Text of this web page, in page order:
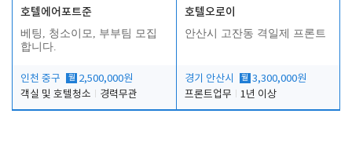
호텔에어포트준
베팅, 청소이모, 부부팀 모집
합니다.
인천 중구 월 2,500,000원
객실 및 호텔청소
경력무관
호텔오로이
안산시 고잔동 격일제 프론트
경기 안산시 월 3,300,000원
프론트업무
1년 이상